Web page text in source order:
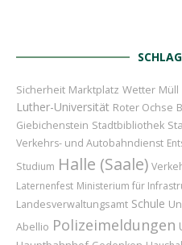
Sicherheit Marktplatz Wetter Müll
Luther-Universität Roter Ochse
Giebichenstein Stadtbibliothek
Verkehrs- und Autobahndienst
Studium Halle (Saale)
Laternenfest Ministerium für
Landesverwaltungsamt Schule
Abellio Polizeimeldungen